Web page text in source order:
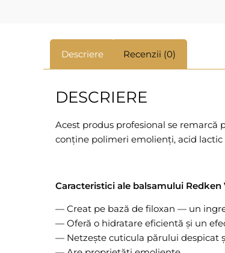
Descriere Recenzii (0)
DESCRIERE
Acest produs profesional se remarcă
conține polimeri emolienți, acid
Caracteristici ale balsamului
— Creat pe bază de filoxan — un
— Oferă o hidratare eficientă și un
— Netzește cuticula părului despicat